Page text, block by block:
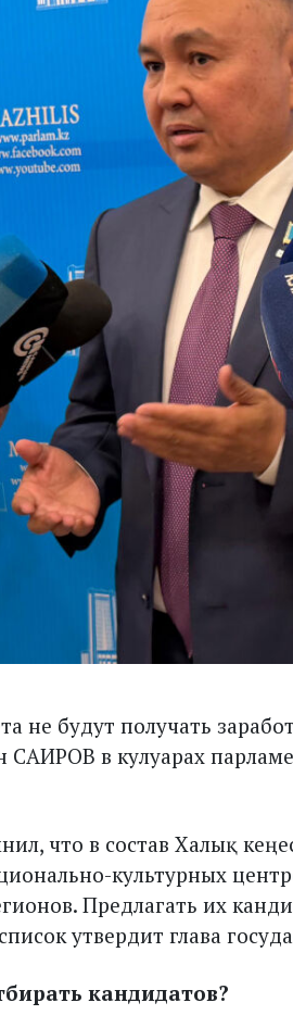
не будут получать
в кулуарах
что в состав Халық
культурных
Предлагать их
утвердит глава
кандидатов?